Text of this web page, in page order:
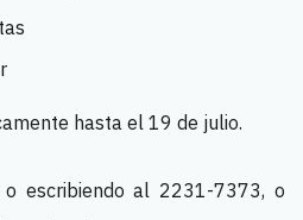
hasta el 19 de julio.
escribiendo al 2231-7373, o